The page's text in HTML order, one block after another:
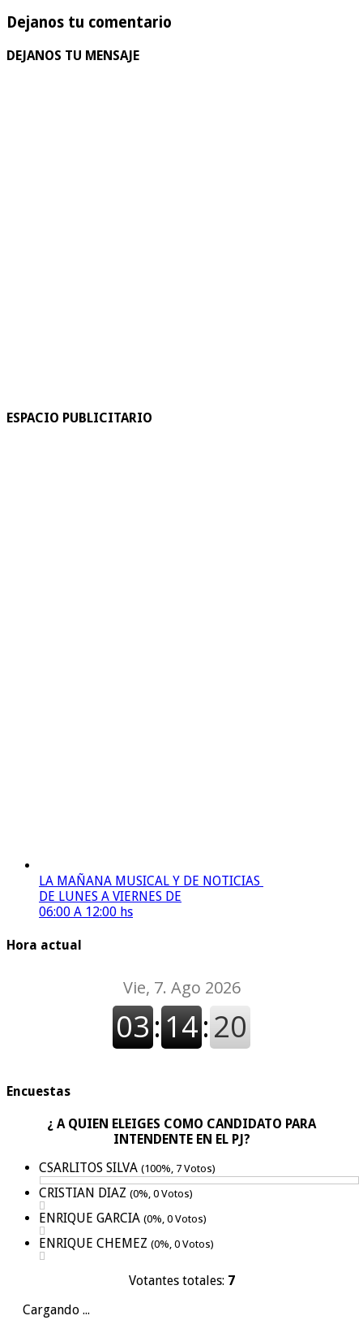
Dejanos tu comentario
DEJANOS TU MENSAJE
ESPACIO PUBLICITARIO
LA MAÑANA MUSICAL Y DE NOTICIAS
DE LUNES A VIERNES DE
06:00 A 12:00 hs
Hora actual
Encuestas
¿ A QUIEN ELEIGES COMO CANDIDATO PARA
INTENDENTE EN EL PJ?
CSARLITOS SILVA (100%, 7 Votos)
CRISTIAN DIAZ (0%, 0 Votos)
ENRIQUE GARCIA (0%, 0 Votos)
ENRIQUE CHEMEZ (0%, 0 Votos)
Votantes totales: 7
Cargando ...